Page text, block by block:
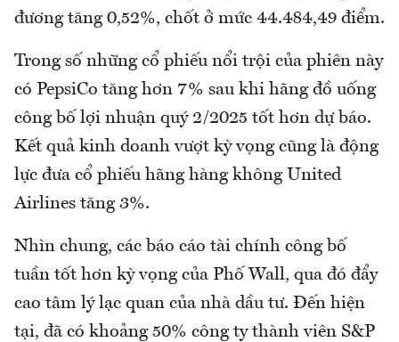
đương tăng 0,52%, chốt ở mức 44.484,49 điểm.
Trong số những cổ phiếu nổi trội của phiên này
có PepsiCo tăng hơn 7% sau khi hãng đồ uống
công bố lợi nhuận quý 2/2025 tốt hơn dự báo.
Kết quả kinh doanh vượt kỳ vọng cũng là động
lực đưa cổ phiếu hãng hàng không United
Airlines tăng 3%.
Nhìn chung, các báo cáo tài chính công bố
tuần tốt hơn kỳ vọng của Phố Wall, qua đó đẩy
cao tâm lý lạc quan của nhà dầu tư. Đến hiện
tại, đã có khoảng 50% công ty thành viên S&P